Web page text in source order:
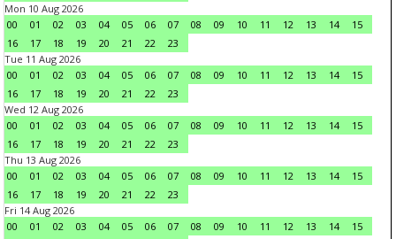
Mon 10 Aug 2026
00
01 02 03 04 05 06 07 08 09 10 11 12 13 14
15
16
17 18 19 20 21 22
23
Tue 11 Aug 2026
00
01 02 03 04 05 06 07 08 09 10 11 12 13 14
15
16
17 18 19 20 21 22
23
Wed 12 Aug 2026
00
01 02 03 04 05 06 07 08 09 10 11 12 13 14
15
16
17 18 19 20 21 22
23
Thu 13 Aug 2026
00
01 02 03 04 05 06 07 08 09 10 11 12 13 14
15
16
17 18 19 20 21 22
23
Fri 14 Aug 2026
00
01 02 03 04 05 06 07 08 09 10 11 12 13 14
15